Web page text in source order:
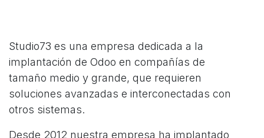
Studio73 es una empresa dedicada a la
implantación de Odoo en compañías de
tamaño medio y grande, que requieren
soluciones avanzadas e interconectadas con
otros sistemas.
Desde 2012 nuestra empresa ha implantado